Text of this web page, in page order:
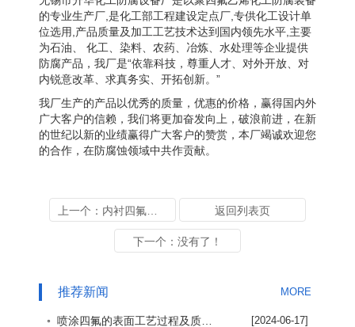
的专业生产厂,是化工部工程建设定点厂,专供化工设计单
位选用,产品质量及加工工艺技术达到国内领先水平,主要
为石油、 化工、染料、农药、冶炼、水处理等企业提供
防腐产品，我厂是“依靠科技，尊重人才、对外开放、对
内锐意改革、求真务实、开拓创新。”
我厂生产的产品以优秀的质量，优惠的价格，赢得国内外
广大客户的信赖，我们将更加奋发向上，破浪前进，在新
的世纪以新的业绩赢得广大客户的赞赏，本厂竭诚欢迎您
的合作，在防腐蚀领域中共作贡献。
返回列表页
下一个：没有了！
推荐新闻 MORE
[2024-06-17]